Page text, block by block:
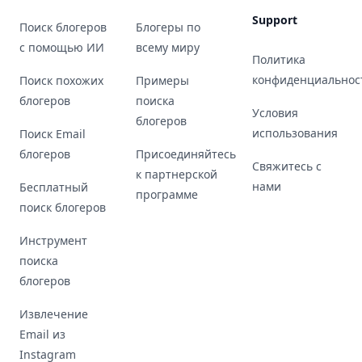
Поиск блогеров
с помощью ИИ
Поиск похожих
блогеров
Поиск Email
блогеров
Бесплатный
поиск блогеров
Инструмент
поиска
блогеров
Извлечение
Email из
Instagram
Блогеры по
всему миру
Примеры
поиска
блогеров
Присоединяйтесь
к партнерской
программе
Support
Политика
Условия
использования
Свяжитесь с
нами